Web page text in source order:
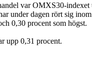
var OMXS30-
under dagen rört sig
0,30 procent som högst.
upp 0,31 procent.